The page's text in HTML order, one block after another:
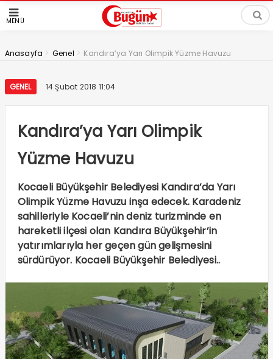
MENÜ
Anasayfa > Genel > Kandıra’ya Yarı Olimpik Yüzme Havuzu
GENEL 14 Şubat 2018 11:04
Kandıra’ya Yarı Olimpik
Yüzme Havuzu
Kocaeli Büyükşehir Belediyesi Kandıra’da Yarı
Olimpik Yüzme Havuzu inşa edecek. Karadeniz
sahilleriyle Kocaeli’nin deniz turizminde en
hareketli ilçesi olan Kandıra Büyükşehir’in
yatırımlarıyla her geçen gün gelişmesini
sürdürüyor. Kocaeli Büyükşehir Belediyesi..